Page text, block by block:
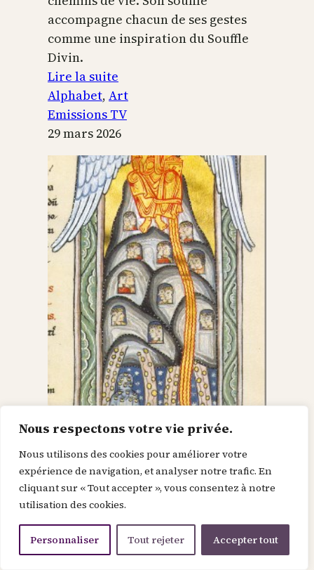
Nous respectons votre vie privée.
Nous utilisons des cookies pour améliorer votre
expérience de navigation, et analyser notre trafic. En
cliquant sur « Tout accepter », vous consentez à notre
utilisation des cookies.
Personnaliser Tout rejeter Accepter tout
accompagne chacun de ses gestes
comme une inspiration du Souffle
Divin.
Lire la suite
L’alphabet
sacré
Alphabet, Art
Emissions TV
29 mars 2026
Dieu dans le Christ,
recherche l’homme et
le renouvelle